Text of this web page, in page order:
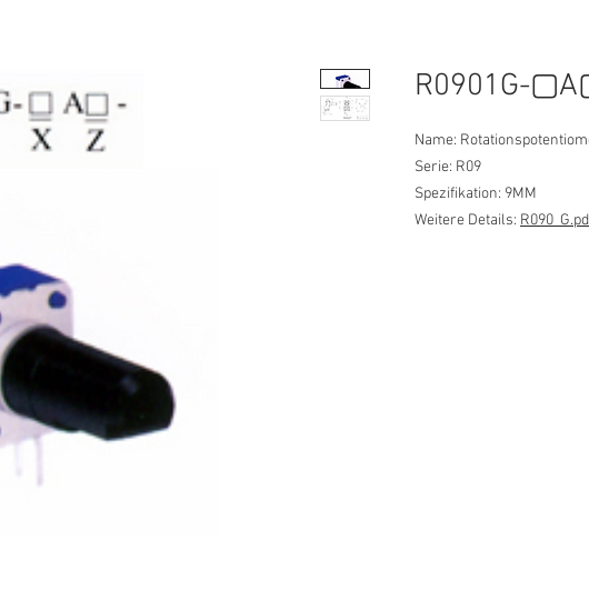
R0901G-
Name:
Serie: R09
Spezifikation: 9MM
Weitere Details: